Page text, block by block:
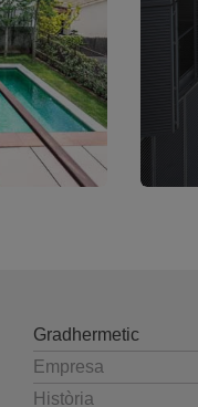
Gradhermetic
Empresa
Història